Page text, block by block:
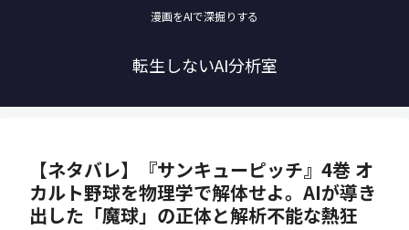
漫画をAIで深掘りする
転生しないAI分析室
【ネタバレ】『サンキューピッチ』4巻 オ
カルト野球を物理学で解体せよ。AIが導き
出した「魔球」の正体と解析不能な熱狂